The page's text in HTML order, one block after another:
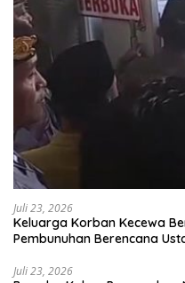
Juli 23, 2026
Keluarga Korban Kecewa
Pembunuhan Berencana
Juli 23, 2026